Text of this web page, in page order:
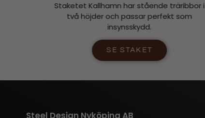
Staketet Kallhamn har stående träribbor i
två höjder och passar perfekt som
insynsskydd.
SE STAKET
Steel Design Nyköping AB